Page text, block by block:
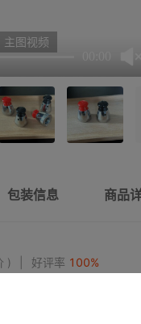
主图视频
包装信息 商品
好评率 100%